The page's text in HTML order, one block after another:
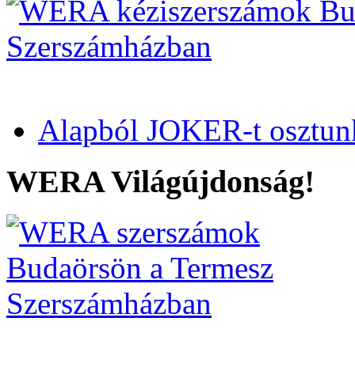
Alapból JOKER-t
WERA Világújdonság!